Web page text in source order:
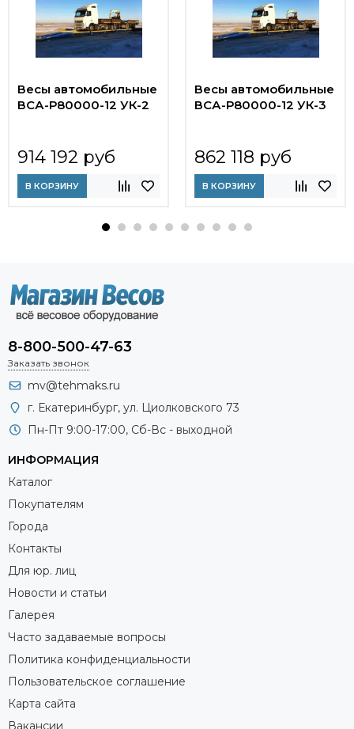
Весы автомобильные
ВСА-Р80000-12 УК-2
914 192 руб
В КОРЗИНУ
Весы автомобильные
ВСА-Р80000-12 УК-3
862 118 руб
В КОРЗИНУ
8-800-500-47-63
Заказать звонок
mv@tehmaks.ru
г. Екатеринбург, ул. Циолковского 73
Пн-Пт 9:00-17:00, Сб-Вс - выходной
ИНФОРМАЦИЯ
Каталог
Покупателям
Города
Контакты
Для юр. лиц
Новости и статьи
Галерея
Часто задаваемые вопросы
Политика конфиденциальности
Пользовательское соглашение
Карта сайта
Вакансии